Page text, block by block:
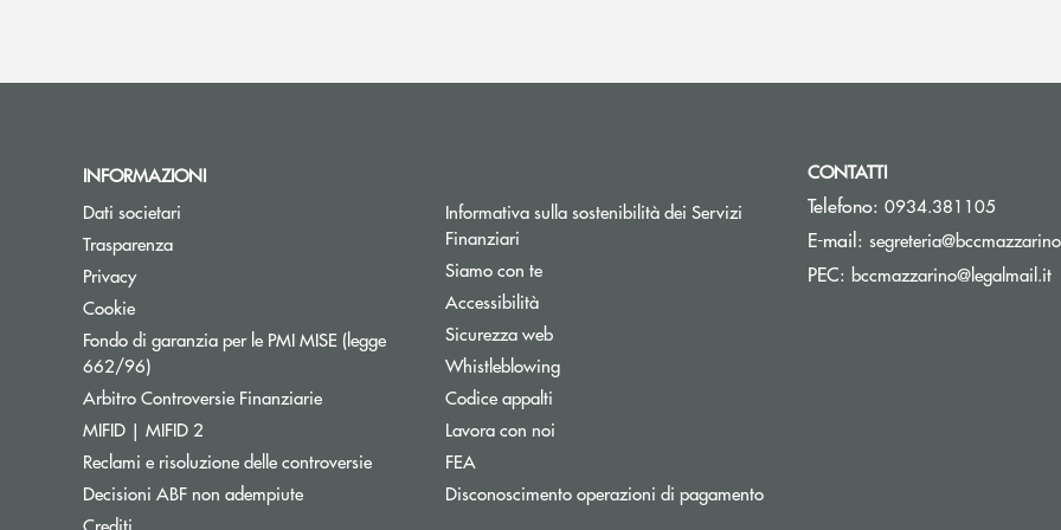
INFORMAZIONI
Dati societari
Trasparenza
Privacy
Cookie
Fondo di garanzia per le PMI MISE (legge
662/96)Apre una nuova finestra
Arbitro Controversie FinanziarieApre una nuova finestra
MIFID | MIFID 2
Reclami e risoluzione delle controversie
Decisioni ABF non adempiute
Crediti
Informativa sulla sostenibilità dei Servizi
Finanziari
Siamo con te
Accessibilità
Sicurezza web
Whistleblowing
Codice appalti
Lavora con noi
FEA
Disconoscimento operazioni di pagamento
CONTATTI
Telefono: 0934.381105
E-mail:
PEC: bccmazzarino@legalmail.it